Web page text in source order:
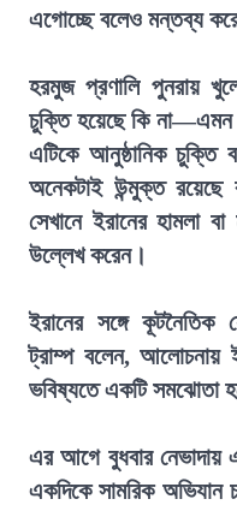
এগোচ্ছে বলেও মন্তব্য
হরমুজ প্রণালি পুনরায়
চুক্তি হয়েছে কি না—এমন
এটিকে আনুষ্ঠানিক চুক্তি
অনেকটাই উন্মুক্ত রয়েছে
সেখানে ইরানের হামলা
উল্লেখ করেন।
ইরানের সঙ্গে কূটনৈতিক
ট্রাম্প বলেন, আলোচনায়
ভবিষ্যতে একটি সমঝোতা
এর আগে বুধবার নেভাদায়
একদিকে সামরিক অভিযান